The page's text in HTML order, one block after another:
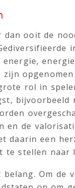
dan ooit de
rol in
bijvoorbeeld
de
daarin een
te stellen
Om de